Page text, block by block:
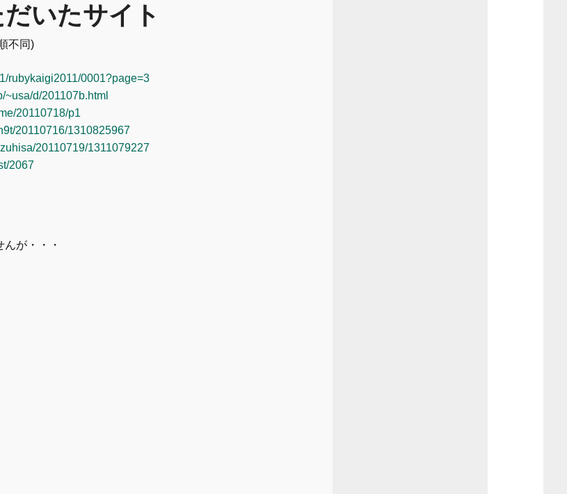
いたサイト
不同)
rubykaigi2011/0001?page=3
~usa/d/201107b.html
20110718/p1
20110716/1310825967
20110719/1311079227
2067
が・・・